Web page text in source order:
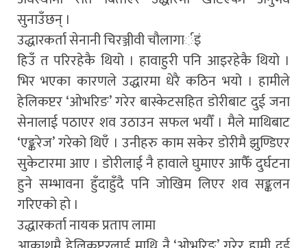
सुनाउँछन् ।
उद्धारकर्ता सेनानी चिरञ्जीवी चौलागार्इं
हिउँ त परिरहेकै थियो । हावाहुरी पनि आइरहेकै थियो ।
भिर भएका कारणले उद्धारमा धेरै कठिन भयो । हामीले
हेलिकप्टर ‘ओभरिङ’ गरेर बास्केटसहित डोरीबाट दुई जना
सेनालाई पठाएर शव उठाउन सफल भयौँ । मैले माथिबाट
‘एङ्करेज’ गरेको थिएँ । उनीहरु काम सकेर डोरीमै झुण्डिएर
सुकेटारमा आए । डोरीलाई नै हावाले घुमाएर आफैँ दुर्घटना
हुने सम्भावना हुँदाहुँदै पनि जोखिम लिएर शव सङ्कलन
गरिएको हो ।
उद्धारकर्ता नायक प्रताप लामा